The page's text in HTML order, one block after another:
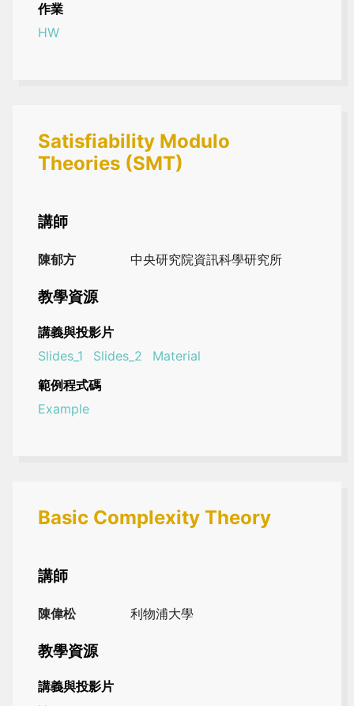
作業
HW
Satisfiability Modulo
Theories (SMT)
講師
陳郁方 中央研究院資訊科學研究所
教學資源
講義與投影片
Slides_1
Slides_2
Material
範例程式碼
Example
Basic Complexity Theory
講師
陳偉松 利物浦大學
教學資源
講義與投影片